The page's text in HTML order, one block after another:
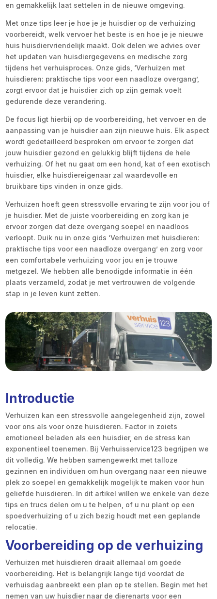
en gemakkelijk laat settelen in de nieuwe omgeving.
Met onze tips leer je hoe je je huisdier op de verhuizing
voorbereidt, welk vervoer het beste is en hoe je je nieuwe
huis huisdiervriendelijk maakt. Ook delen we advies over
het updaten van huisdiergegevens en medische zorg
tijdens het verhuisproces. Onze gids, ‘Verhuizen met
huisdieren: praktische tips voor een naadloze overgang’,
zorgt ervoor dat je huisdier zich op zijn gemak voelt
gedurende deze verandering.
De focus ligt hierbij op de voorbereiding, het vervoer en de
aanpassing van je huisdier aan zijn nieuwe huis. Elk aspect
wordt gedetailleerd besproken om ervoor te zorgen dat
jouw huisdier gezond en gelukkig blijft tijdens de hele
verhuizing. Of het nu gaat om een hond, kat of een exotisch
huisdier, elke huisdiereigenaar zal waardevolle en
bruikbare tips vinden in onze gids.
Verhuizen hoeft geen stressvolle ervaring te zijn voor jou of
je huisdier. Met de juiste voorbereiding en zorg kan je
ervoor zorgen dat deze overgang soepel en naadloos
verloopt. Duik nu in onze gids ‘Verhuizen met huisdieren:
praktische tips voor een naadloze overgang’ en zorg voor
een comfortabele verhuizing voor jou en je trouwe
metgezel. We hebben alle benodigde informatie in één
plaats verzameld, zodat je met vertrouwen de volgende
stap in je leven kunt zetten.
Introductie
Verhuizen kan een stressvolle aangelegenheid zijn, zowel
voor ons als voor onze huisdieren. Factor in zoiets
emotioneel beladen als een huisdier, en de stress kan
exponentieel toenemen. Bij Verhuisservice123 begrijpen we
dit volledig. We hebben samengewerkt met talloze
gezinnen en individuen om hun overgang naar een nieuwe
plek zo soepel en gemakkelijk mogelijk te maken voor hun
geliefde huisdieren. In dit artikel willen we enkele van deze
tips en trucs delen om u te helpen, of u nu plant op een
spoedverhuizing of u zich bezig houdt met een geplande
relocatie.
Voorbereiding op de verhuizing
Verhuizen met huisdieren draait allemaal om goede
voorbereiding. Het is belangrijk lange tijd voordat de
verhuisdag aanbreekt een plan op te stellen. Begin met het
nemen van uw huisdier naar de dierenarts voor een